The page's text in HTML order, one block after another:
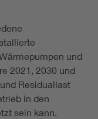
und
2021, 2030 und
Residuallast
in den
sein kann.